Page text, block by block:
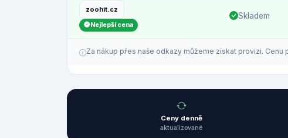
zoohit.cz
Nejlepší cena
Skladem
Za nákup přes naše odkazy můžeme získat provizi.
Ceny denně
aktualizované